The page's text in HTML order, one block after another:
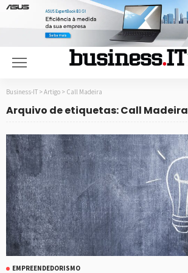
Business-IT > Artigo > Call Madeira
Arquivo de etiquetas: Call Madeira
EMPREENDEDORISMO